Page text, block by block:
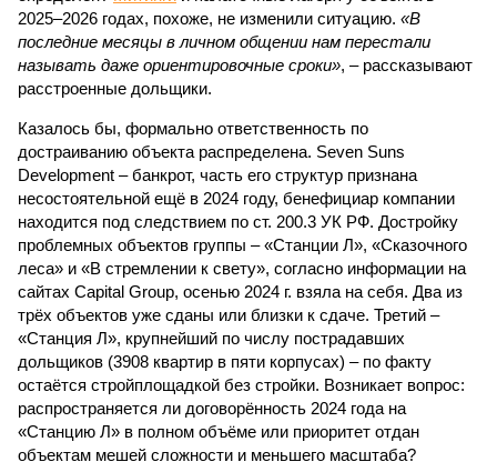
2025–2026 годах, похоже, не изменили ситуацию. «В
последние месяцы в личном общении нам перестали
называть даже ориентировочные сроки», – рассказывают
расстроенные дольщики.
Казалось бы, формально ответственность по
достраиванию объекта распределена. Seven Suns
Development – банкрот, часть его структур признана
несостоятельной ещё в 2024 году, бенефициар компании
находится под следствием по ст. 200.3 УК РФ. Достройку
проблемных объектов группы – «Станции Л», «Сказочного
леса» и «В стремлении к свету», согласно информации на
сайтах Capital Group, осенью 2024 г. взяла на себя. Два из
трёх объектов уже сданы или близки к сдаче. Третий –
«Станция Л», крупнейший по числу пострадавших
дольщиков (3908 квартир в пяти корпусах) – по факту
остаётся стройплощадкой без стройки. Возникает вопрос:
распространяется ли договорённость 2024 года на
«Станцию Л» в полном объёме или приоритет отдан
объектам мешей сложности и меньшего масштаба?